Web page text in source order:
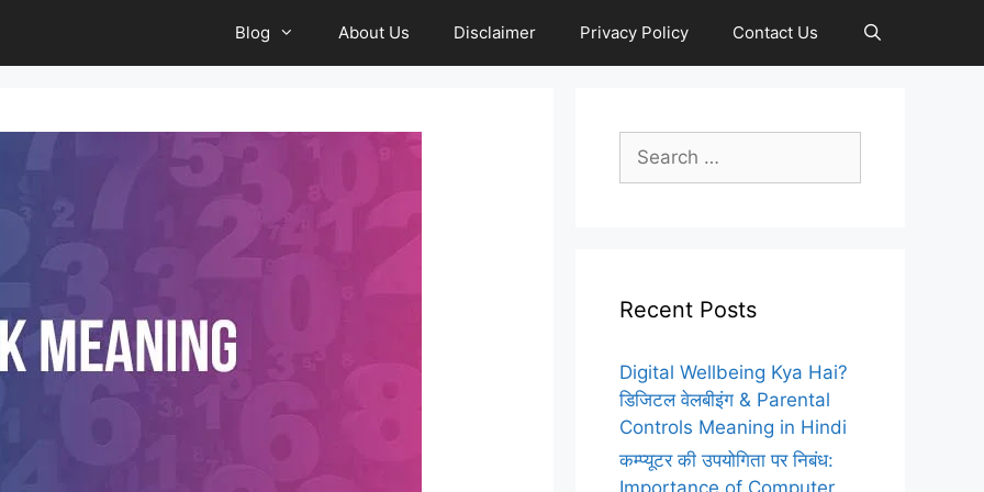
Blog About Us Disclaimer Privacy Policy Contact Us
Search
for:
Recent Posts
Digital Wellbeing Kya Hai?
डिजिटल वेलबीइंग & Parental
Controls Meaning in Hindi
कम्प्यूटर की उपयोगिता पर निबंध:
Importance of Computer